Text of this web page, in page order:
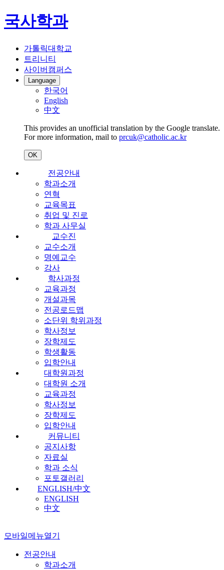
국사학과
가톨릭대학교
트리니티
사이버캠퍼스
Language
한국어
English
中文
This provides an unofficial translation by the Google translate.
For more information, mail to prcuk@catholic.ac.kr
OK
전공안내
학과소개
연혁
교육목표
취업 및 진로
학과 사무실
교수진
교수소개
명예교수
강사
학사과정
교육과정
개설과목
전공로드맵
소단위 학위과정
학사정보
장학제도
학생활동
입학안내
대학원과정
대학원 소개
교육과정
학사정보
장학제도
입학안내
커뮤니티
공지사항
자료실
학과 소식
포토갤러리
ENGLISH/中文
ENGLISH
中文
모바일메뉴열기
전공안내
학과소개